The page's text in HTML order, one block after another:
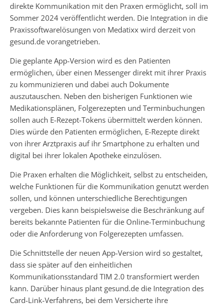
direkte Kommunikation mit den Praxen ermöglicht, soll im
Sommer 2024 veröffentlicht werden. Die Integration in die
Praxissoftwarelösungen von Medatixx wird derzeit von
gesund.de vorangetrieben.
Die geplante App-Version wird es den Patienten
ermöglichen, über einen Messenger direkt mit ihrer Praxis
zu kommunizieren und dabei auch Dokumente
auszutauschen. Neben den bisherigen Funktionen wie
Medikationsplänen, Folgerezepten und Terminbuchungen
sollen auch E-Rezept-Tokens übermittelt werden können.
Dies würde den Patienten ermöglichen, E-Rezepte direkt
von ihrer Arztpraxis auf ihr Smartphone zu erhalten und
digital bei ihrer lokalen Apotheke einzulösen.
Die Praxen erhalten die Möglichkeit, selbst zu entscheiden,
welche Funktionen für die Kommunikation genutzt werden
sollen, und können unterschiedliche Berechtigungen
vergeben. Dies kann beispielsweise die Beschränkung auf
bereits bekannte Patienten für die Online-Terminbuchung
oder die Anforderung von Folgerezepten umfassen.
Die Schnittstelle der neuen App-Version wird so gestaltet,
dass sie später auf den einheitlichen
Kommunikationsstandard TIM 2.0 transformiert werden
kann. Darüber hinaus plant gesund.de die Integration des
Card-Link-Verfahrens, bei dem Versicherte ihre